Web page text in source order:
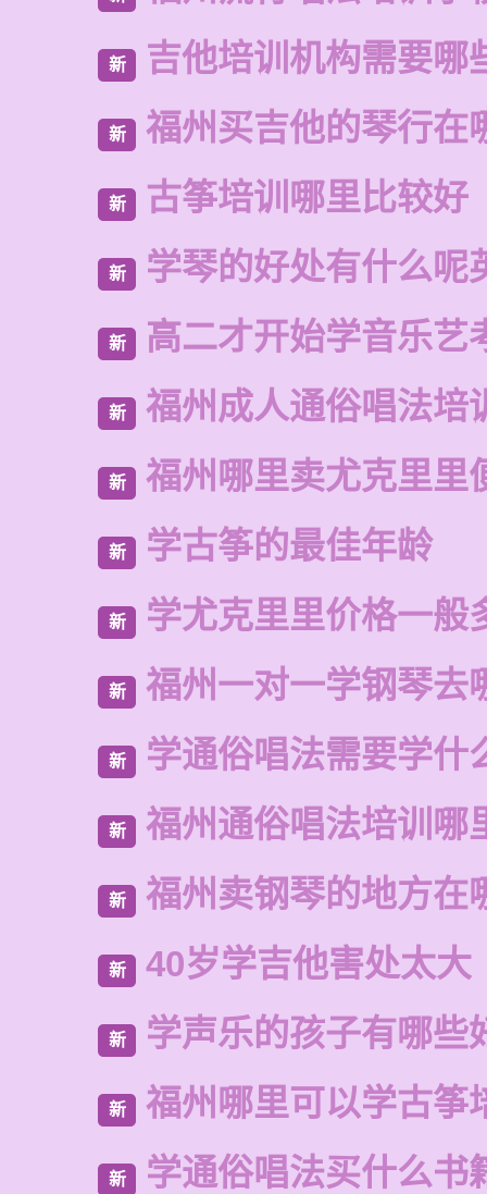
新 吉他培训机构需要哪
新 福州买吉他的琴行在
新 古筝培训哪里比较好
新 学琴的好处有什么呢
新 高二才开始学音乐艺
新 福州成人通俗唱法培
新 福州哪里卖尤克里里
新 学古筝的最佳年龄
新 学尤克里里价格一般
新 福州一对一学钢琴去
新 学通俗唱法需要学什
新 福州通俗唱法培训哪
新 福州卖钢琴的地方在
新 40岁学吉他害处太大
新 学声乐的孩子有哪些
新 福州哪里可以学古筝
新 学通俗唱法买什么书